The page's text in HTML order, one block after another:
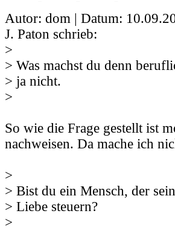
Autor: dom | Datum:
J. Paton schrieb:
>
> Was machst du denn
> ja nicht.
>
So wie die Frage gestellt ist
nachweisen. Da mache ich
>
> Bist du ein Mensch, der
> Liebe steuern?
>